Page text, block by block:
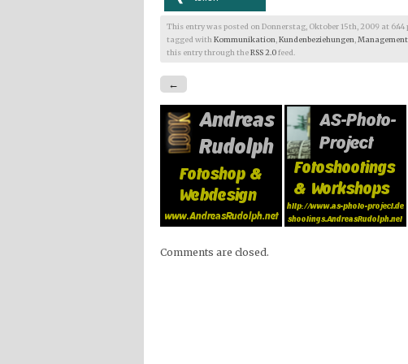
This entry was posted on Donnerstag, Oktober 15th, 2009 at 6:44
tagged with Kommunikation,Kundenbeziehungen,Management
this entry through theRSS 2.0feed.
←
Comments are closed.